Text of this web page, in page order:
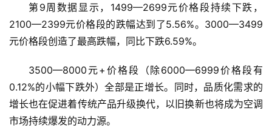
专
题
第9周数据显示，1499—2699元价格段持续下跌，
2100—2399元价格段的跌幅达到了5.56%。3000—3499
元价格段创造了最高跌幅，同比下跌6.59%。
3500—8000元+价格段（除6000—6999价格段有
0.12%的小幅下跌外）全部是正增长。同时，品质化需求的
增长也在促进着传统产品升级换代，以旧换新也将成为空调
市场持续爆发的动力源。